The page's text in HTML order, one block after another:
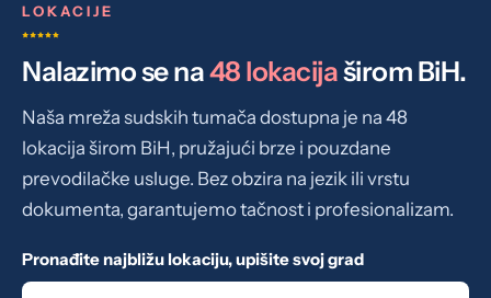
LOKACIJE
Nalazimo se na48 lokacijaširom BiH.
Naša mreža sudskih tumača dostupna je na 48
lokacija širom BiH, pružajući brze i pouzdane
prevodilačke usluge. Bez obzira na jezik ili vrstu
dokumenta, garantujemo tačnost i profesionalizam.
Pronađite najbližu lokaciju, upišite svoj grad